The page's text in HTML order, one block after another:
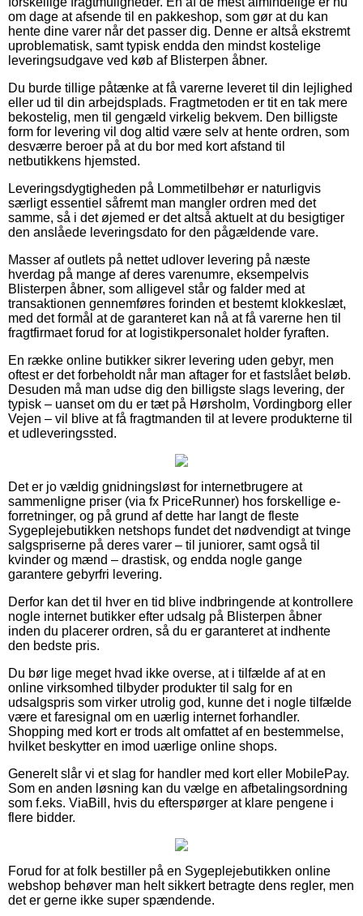
om dage at afsende til en pakkeshop, som gør at du kan
hente dine varer når det passer dig. Denne er altså ekstremt
uproblematisk, samt typisk endda den mindst kostelige
leveringsudgave ved køb af Blisterpen åbner.
Du burde tillige påtænke at få varerne leveret til din lejlighed
eller ud til din arbejdsplads. Fragtmetoden er tit en tak mere
bekostelig, men til gengæld virkelig bekvem. Den billigste
form for levering vil dog altid være selv at hente ordren, som
desværre beroer på at du bor med kort afstand til
netbutikkens hjemsted.
Leveringsdygtigheden på Lommetilbehør er naturligvis
særligt essentiel såfremt man mangler ordren med det
samme, så i det øjemed er det altså aktuelt at du besigtiger
den anslåede leveringsdato for den pågældende vare.
Masser af outlets på nettet udlover levering på næste
hverdag på mange af deres varenumre, eksempelvis
Blisterpen åbner, som alligevel står og falder med at
transaktionen gennemføres forinden et bestemt klokkeslæt,
med det formål at de garanteret kan nå at få varerne hen til
fragtfirmaet forud for at logistikpersonalet holder fyraften.
En række online butikker sikrer levering uden gebyr, men
oftest er det forbeholdt når man aftager for et fastslået beløb.
Desuden må man udse dig den billigste slags levering, der
typisk – uanset om du er tæt på Hørsholm, Vordingborg eller
Vejen – vil blive at få fragtmanden til at levere produkterne til
et udleveringssted.
Det er jo vældig gnidningsløst for internetbrugere at
sammenligne priser (via fx PriceRunner) hos forskellige e-
forretninger, og på grund af dette har langt de fleste
Sygeplejebutikken netshops fundet det nødvendigt at tvinge
salgspriserne på deres varer – til juniorer, samt også til
kvinder og mænd – drastisk, og endda nogle gange
garantere gebyrfri levering.
Derfor kan det til hver en tid blive indbringende at kontrollere
nogle internet butikker efter udsalg på Blisterpen åbner
inden du placerer ordren, så du er garanteret at indhente
den bedste pris.
Du bør lige meget hvad ikke overse, at i tilfælde af at en
online virksomhed tilbyder produkter til salg for en
udsalgspris som virker utrolig god, kunne det i nogle tilfælde
være et faresignal om en uærlig internet forhandler.
Shopping med kort er trods alt omfattet af en bestemmelse,
hvilket beskytter en imod uærlige online shops.
Generelt slår vi et slag for handler med kort eller MobilePay.
Som en anden løsning kan du vælge en afbetalingsordning
som f.eks. ViaBill, hvis du efterspørger at klare pengene i
flere bidder.
Forud for at folk bestiller på en Sygeplejebutikken online
webshop behøver man helt sikkert betragte dens regler, men
det er gerne ikke super spændende.